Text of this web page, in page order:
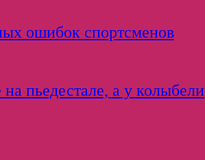
ошибок спортсменов
пьедестале, а у колыбели